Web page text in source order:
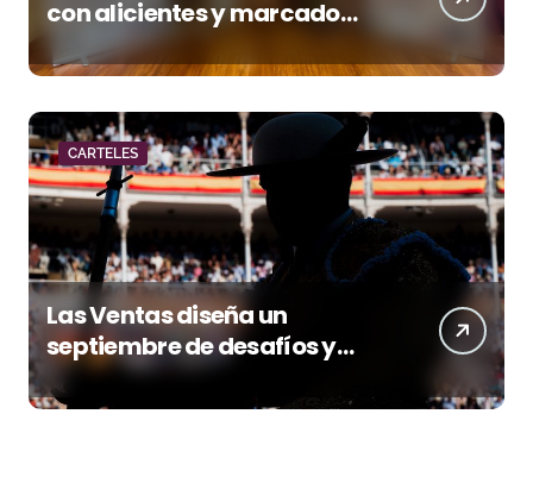
con alicientes y marcado
acento torista
CARTELES
Las Ventas diseña un
septiembre de desafíos y
variedad ganadera